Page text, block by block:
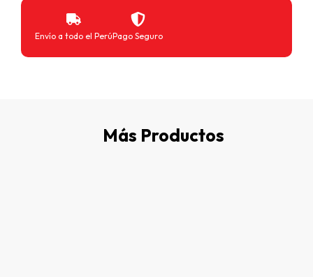
Envío a todo el PerúPago Seguro
Más Productos